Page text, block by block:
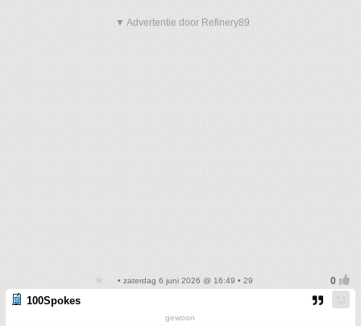
▼ Advertentie door Refinery89
• zaterdag 6 juni 2026 @ 16:49 • 29
100Spokes
gewoon